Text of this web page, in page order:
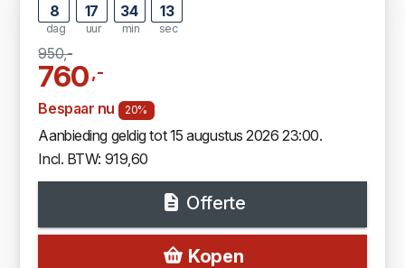
8
dag
17
uur
34
min
12
sec
950,-
760,-
Bespaar nu 20%
Aanbieding geldig tot 15 augustus 2026 23:00.
Incl. BTW: 919,60
Offerte
Kopen